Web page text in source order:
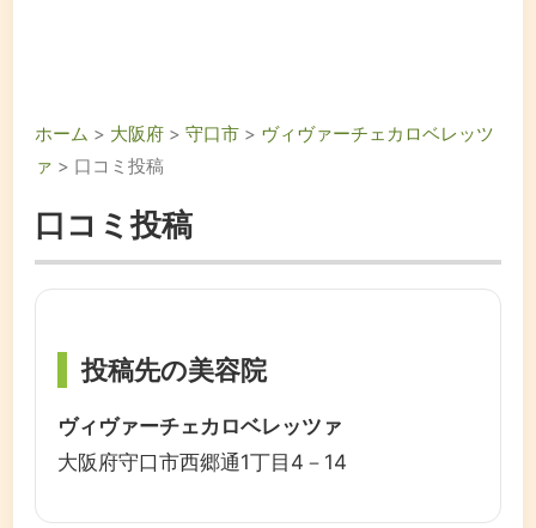
ホーム > 大阪府 >守口市 > ヴィヴァーチェカロベレッツ
ァ > 口コミ投稿
口コミ投稿
投稿先の美容院
ヴィヴァーチェカロベレッツァ
大阪府守口市西郷通1丁目4－14